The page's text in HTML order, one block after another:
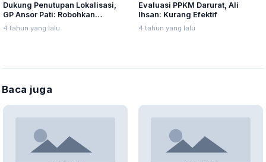
Dukung Penutupan Lokalisasi,
GP Ansor Pati: Robohkan
Bangunan di Lorok Indah!
4 tahun yang lalu
Evaluasi PPKM Darurat, Ali
Ihsan: Kurang Efektif
4 tahun yang lalu
Baca juga